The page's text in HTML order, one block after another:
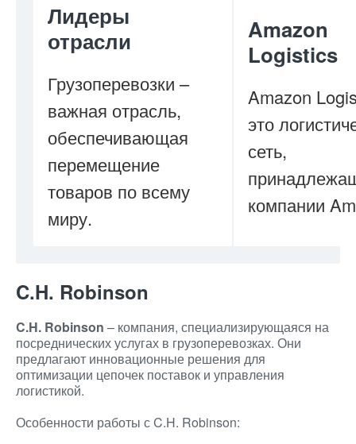
Лидеры
отрасли
Грузоперевозки –
важная отрасль,
обеспечивающая
перемещение
товаров по всему
миру.
Amazon
Logistics
Amazon
это
сеть,
компании
C.H. Robinson
C.H. Robinson – компания, специализирующаяся на
посреднических услугах в грузоперевозках. Они
предлагают инновационные решения для
оптимизации цепочек поставок и управления
логистикой.
Особенности работы с C.H. Robinson: